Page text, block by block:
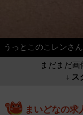
うっとこのこレンさ
まだまだ画
↓ ス
まいどなの求